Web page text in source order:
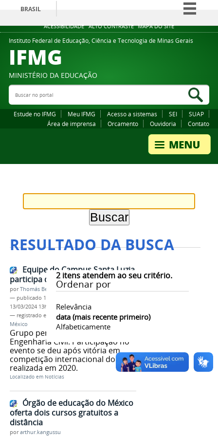
ACESSIBILIDADE ALTO CONTRASTE MAPA DO SITE
BRASIL
Simplifique!
Comunica BR
Legislação
Instituto Federal de Educação, Ciência e Tecnologia de Minas Gerais
IFMG
MINISTÉRIO DA EDUCAÇÃO
Buscar no portal
Estude no IFMG Meu IFMG Acesso a sistemas SEI
SUAP
Área de imprensa
Orcamento Ouvidoria Contato
RESULTADO DA BUSCA
2itens atendem ao seu critério.
Ordenar por
Relevância
data (mais recente primeiro)
Alfabeticamente
Equipe do Campus Santa Luzia
participa de bootcamp no México
porThomás Bertozzi de Oliveira e Sousa Leão
— publicado 15/07/2021
13/03/2024 13h11
— registrado em:
BID,Campus Santa Luzia
México
Grupo pertence ao curso de
Engenharia Civil. Participação no
evento se deu após vitória em
competição internacional do BID
realizada em 2020.
Localizado em Notícias
Órgão de educação do México
oferta dois cursos gratuitos a
distância
porarthur.kangussu